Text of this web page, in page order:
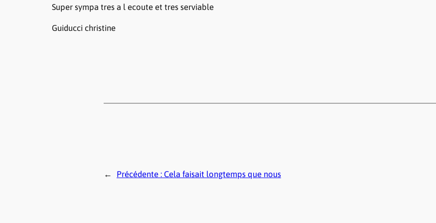
Super sympa tres a l ecoute et tres serviable
Guiducci christine
← Précédente : Cela faisait longtemps que nous